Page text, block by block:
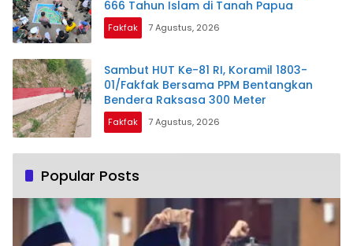
666 Tahun Islam di Tanah Papua
Fakfak 7 Agustus, 2026
Sambut HUT Ke-81 RI, Koramil 1803-
01/Fakfak Bersama PPM Bentangkan
Bendera Raksasa 300 Meter
Fakfak 7 Agustus, 2026
Popular Posts